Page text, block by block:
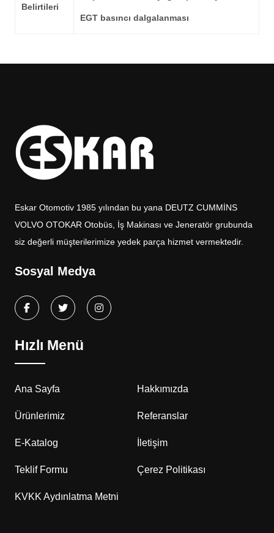
Belirtileri
EGT basıncı dalgalanması
Eskar Otomotiv 1985 yılından bu yana DEUTZ CUMMİNS
VOLVO OTOKAR Otobüs, İş Makinası ve Jeneratör grubunda
siz değerli müşterilerimize yedek parça hizmet vermektedir.
Sosyal Medya
Hızlı Menü
Ana Sayfa Hakkımızda
Ürünlerimiz Referanslar
E-Katalog İletişim
Teklif Formu Çerez Politikası
KVKK Aydınlatma Metni